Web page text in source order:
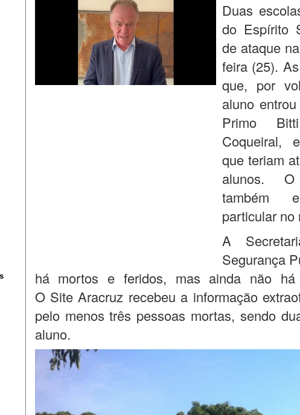
Duas
do Espírito
de ataque
feira (25).
que, por
aluno
Primo
Coqueiral,
que teriam
alunos.
também
particular no
A
Segurança
há mortos e feridos, mas ainda não há
O Site Aracruz recebeu a informação
pelo menos três pessoas mortas, sendo
aluno.